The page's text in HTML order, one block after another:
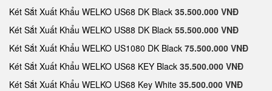
Két Sắt Xuất Khẩu WELKO US68 DK Black 35.500.000 VNĐ
Két Sắt Xuất Khẩu WELKO US88 DK Black 55.500.000 VNĐ
Két Sắt Xuất Khẩu WELKO US1080 DK Black 75.500.000 VNĐ
Két Sắt Xuất Khẩu WELKO US68 KEY Black 35.500.000 VNĐ
Két Sắt Xuất Khẩu WELKO US68 Key White 35.500.000 VNĐ